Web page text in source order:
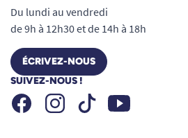
Du lundi au vendredi
de 9h à 12h30 et de 14h à 18h
ÉCRIVEZ-NOUS
SUIVEZ-NOUS !
FacebookInstagramTiktok Youtube